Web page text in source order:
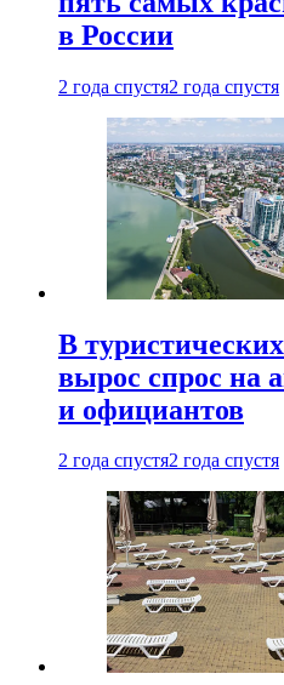
в России
2 года спустя2 года спустя
В
вырос спрос на
и официантов
2 года спустя2 года спустя